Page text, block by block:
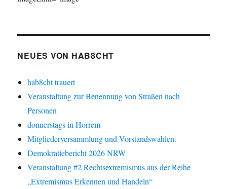
NEUES VON HAB8CHT
hab8cht trauert
Veranstaltung zur Benennung von Straßen nach
Personen
donnerstags in Horrem
Mitgliederversammlung und Vorstandswahlen.
Demokratiebericht 2026 NRW
Veranstaltung #2 Rechtsextremismus aus der Reihe
„Extremismus Erkennen und Handeln“